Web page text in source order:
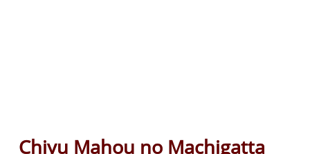
Chiyu Mahou no Machigatta